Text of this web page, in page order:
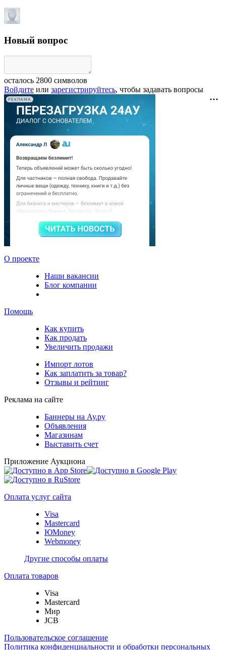
Новый вопрос
осталось 2800 символов
Войдите или зарегистрируйтесь, чтобы задавать вопросы
РЕКЛАМА
О проекте
Наши вакансии
Блог компании
Помощь
Как купить
Как продать
Увеличить продажи
Импорт лотов
Как заплатить за товар?
Отзывы и рейтинг
Реклама на сайте
Баннеры на Ау.ру
Объявления
Магазинам
Выставить счет
Приложение Аукциона
Оплата услуг сайта
Visa
Mastercard
ЮMoney
Webmoney
Другие способы оплаты
Оплата товаров
Visa
Mastercard
Мир
JCB
Пользовательское соглашение
Политика конфиденциальности и обработки персональных